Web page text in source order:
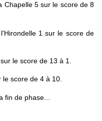
Chapelle 5 sur le score de 8
1 sur le score de
le score de 13 à 1.
score de 4 à 10.
de phase...